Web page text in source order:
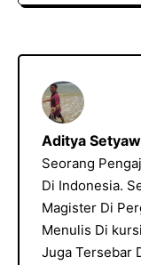
Aditya
Seorang
Di Indonesia.
Magister Di
Menulis Di
Juga Tersebar